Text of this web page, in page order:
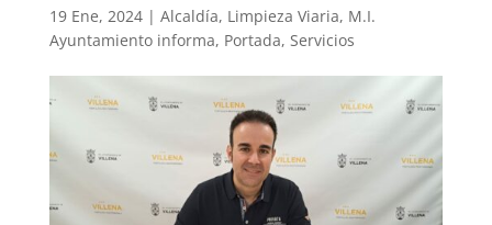
19 Ene, 2024| Alcaldía, Limpieza Viaria, M.I.
Ayuntamiento informa, Portada, Servicios